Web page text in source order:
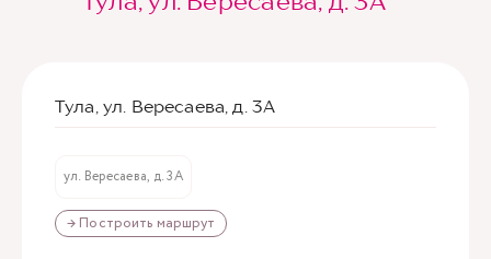
Тула, ул. Вересаева, д. 3А
ул. Вересаева, д. 3А
→ Построить маршрут